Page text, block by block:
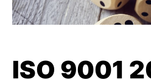
Buscar Enviar
ISO 9001